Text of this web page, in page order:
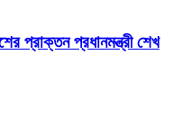
প্রাক্তন প্রধানমন্ত্রী শেখ